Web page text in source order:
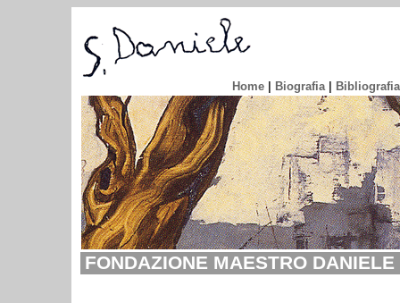
Home Biografia| Bibliografia
FONDAZIONE MAESTRO